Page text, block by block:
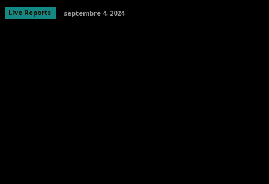
Live Reports septembre 4, 2024